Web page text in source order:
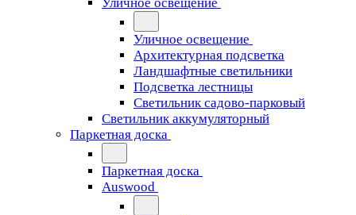
Уличное освещение
Архитектурная подсветка
Ландшафтные светильники
Подсветка лестницы
Светильник садово-парковый
Светильник аккумуляторный
Паркетная доска
Паркетная доска
Auswood